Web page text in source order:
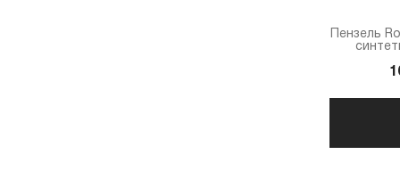
Пензель